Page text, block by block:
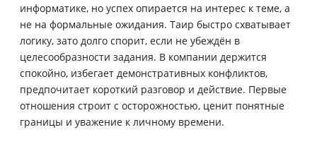
информатике, но успех опирается на интерес к теме, а
не на формальные ожидания. Таир быстро схватывает
логику, зато долго спорит, если не убеждён в
целесообразности задания. В компании держится
спокойно, избегает демонстративных конфликтов,
предпочитает короткий разговор и действие. Первые
отношения строит с осторожностью, ценит понятные
границы и уважение к личному времени.